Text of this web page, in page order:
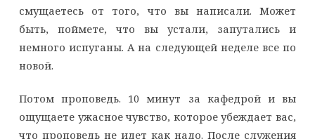
смущаетесь от того, что вы написали. Может
быть, поймете, что вы устали, запутались и
немного испуганы. А на следующей неделе все по
новой.
Потом проповедь. 10 минут за кафедрой и вы
ощущаете ужасное чувство, которое убеждает вас,
что проповедь не идет как надо. После служения